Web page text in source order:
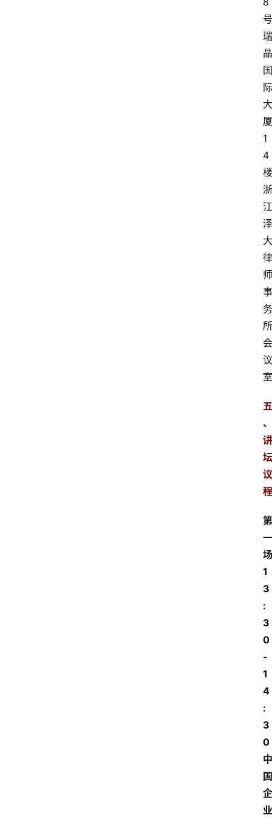
号
瑞
晶
国
际
大
厦
1
4
楼
浙
江
泽
大
律
师
事
务
所
会
议
室
五
、
讲
坛
议
程
第
一
场
1
3
:
3
0
-
1
4
:
3
0
中
国
企
业